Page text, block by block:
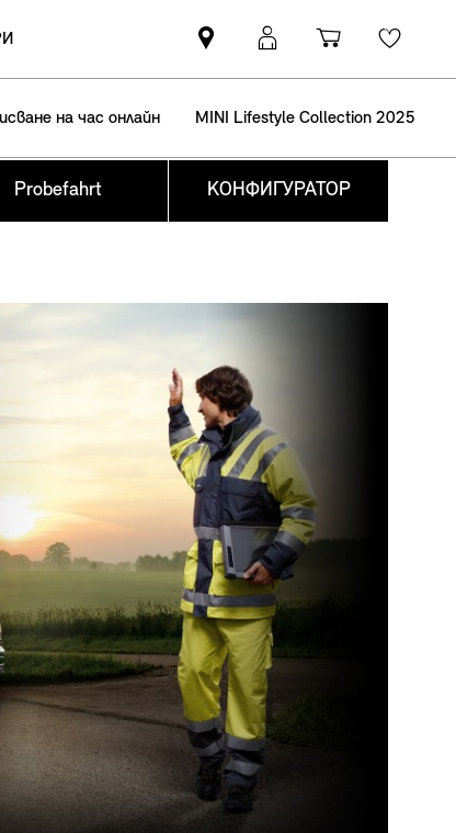
Намерете
партньор
MINI
Вход
в
Количка
за
на час онлайн MINI Lifestyle Collection 2025
Probefahrt КОНФИГУРАТОР